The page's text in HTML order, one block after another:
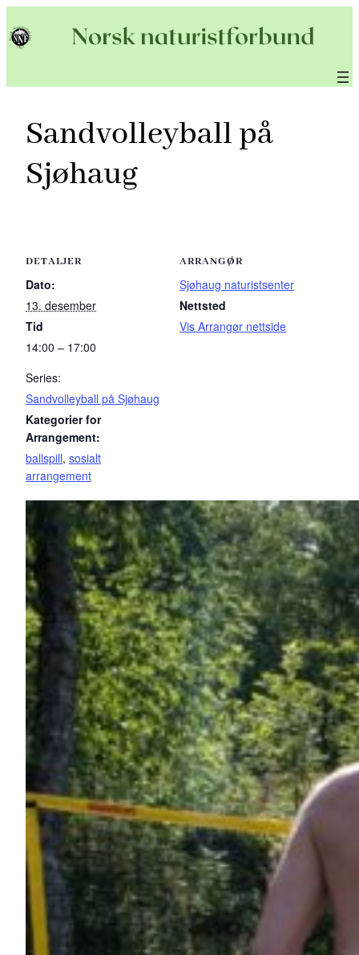
til
Sandvolleyball på
Sjøhaug
DETALJER
Dato:
13. desember
Tid
14:00 – 17:00
Series:
Sandvolleyball på Sjøhaug
Kategorier for
Arrangement:
ballspill, sosialt
arrangement
ARRANGØR
Sjøhaug naturistsenter
Nettsted
Vis Arrangør nettside